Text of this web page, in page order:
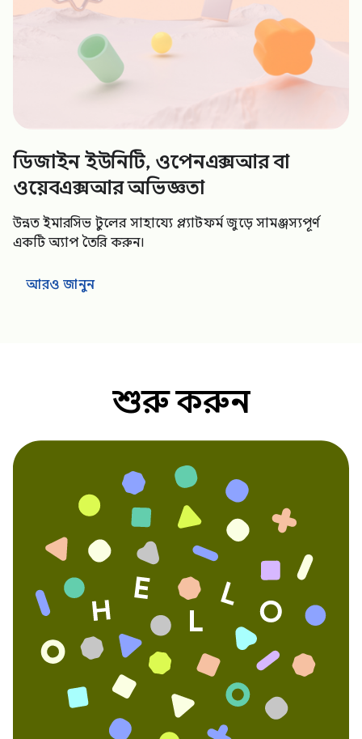
ডিজাইন ইউনিটি, ওপেনএক্সআর বা
ওয়েবএক্সআর অভিজ্ঞতা
উন্নত ইমারসিভ টুলের সাহায্যে প্ল্যাটফর্ম জুড়ে সামঞ্জস্যপূর্ণ
একটি অ্যাপ তৈরি করুন।
আরও জানুন
শুরু করুন